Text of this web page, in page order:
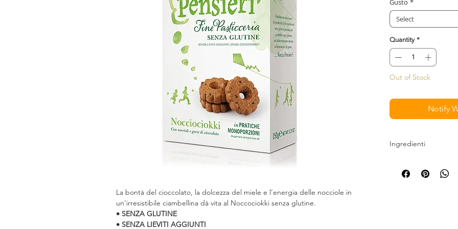
La bontà del cioccolato, la dolcezza del miele e l’energia delle nocciole in
un’irresistibile ciambellina dà vita al Noccociokki senza glutine.
• SENZA GLUTINE
• SENZA LIEVITI AGGIUNTI
Gusto *
Select
Quantity *
Out of Stock
Notify
Ingredienti
polvere, zucchero,